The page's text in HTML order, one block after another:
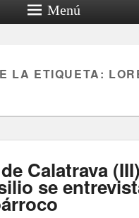
Menú
LA ETIQUETA:
Calatrava
se